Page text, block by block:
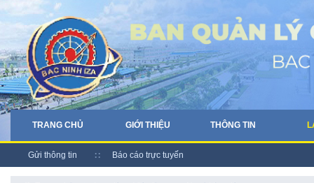
TRANG CHỦ GIỚI THIỆU THÔNG TIN
Gửi thông tin Báo cáo trực tuyến